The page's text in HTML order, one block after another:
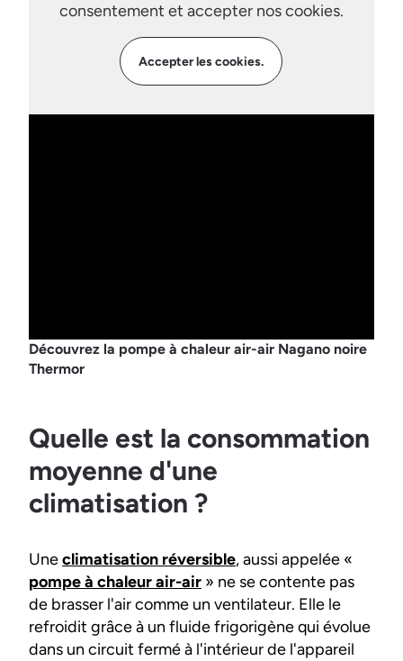
consentement et accepter nos cookies.
Accepter les cookies.
Découvrez la pompe à chaleur air-air Nagano noire
Thermor
Quelle est la consommation
moyenne d'une
climatisation ?
Uneclimatisation réversible, aussi appelée «
pompe à chaleur air-air » ne se contente pas
de brasser l'air comme un ventilateur. Elle le
refroidit grâce à un fluide frigorigène qui évolue
dans un circuit fermé à l'intérieur de l'appareil